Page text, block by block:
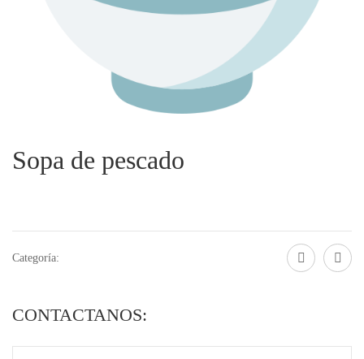
Sopa de pescado
Categoría:
CONTACTANOS: